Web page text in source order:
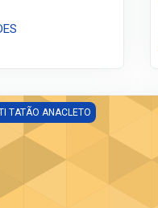
FÍSICA
TATÃO ANACLETO